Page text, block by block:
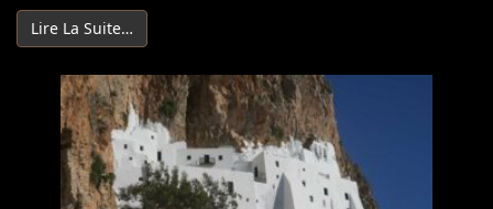
Lire La Suite…